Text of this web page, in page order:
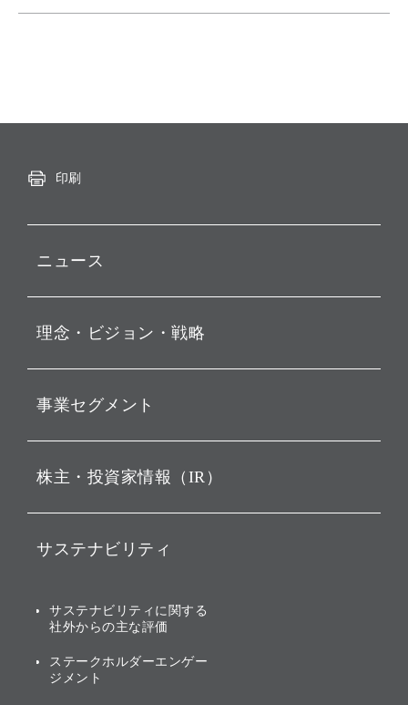
印刷
ニュース
お知らせ
動画配信
理念・ビジョン・戦略
経営理念
ビジョン
戦略
バリュー
ソフトバンクグループの歩
[AI] What dreams are made
事業セグメント
ソフトバンク・ビジョン・
その他
グループ企業一覧
株主・投資家情報（IR）
IRカレンダー
業績・財務
アニュアルレポート
サステナビリティ
トップメッセージ
サステナビリティの考え方
サステナビリティに関する
社外からの主な評価
ステークホルダーエンゲー
ジメント